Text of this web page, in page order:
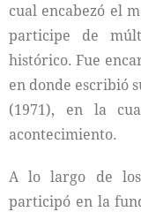
cual encabezó el
participe de
histórico. Fue
en donde escribió
(1971), en la
acontecimiento.
A lo largo de
participó en la